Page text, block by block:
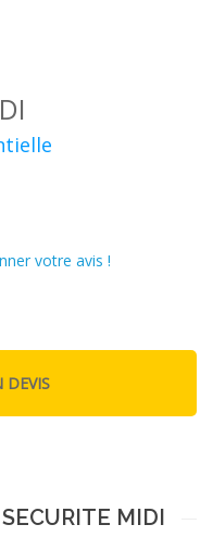
votre avis !
MIDI